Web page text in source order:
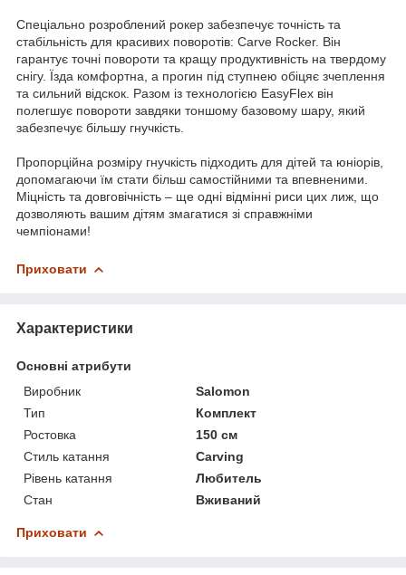
Спеціально розроблений рокер забезпечує точність та
стабільність для красивих поворотів: Carve Rocker. Він
гарантує точні повороти та кращу продуктивність на твердому
снігу. Їзда комфортна, а прогин під ступнею обіцяє зчеплення
та сильний відскок. Разом із технологією EasyFlex він
полегшує повороти завдяки тоншому базовому шару, який
забезпечує більшу гнучкість.
Пропорційна розміру гнучкість підходить для дітей та юніорів,
допомагаючи їм стати більш самостійними та впевненими.
Міцність та довговічність – ще одні відмінні риси цих лиж, що
дозволяють вашим дітям змагатися зі справжніми
чемпіонами!
Приховати
Характеристики
Основні атрибути
Виробник
Salomon
Тип
Комплект
Ростовка
150 см
Стиль катання
Carving
Рівень катання
Любитель
Стан
Вживаний
Приховати